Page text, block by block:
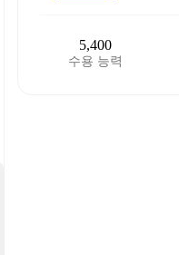
5,400
수용 능력